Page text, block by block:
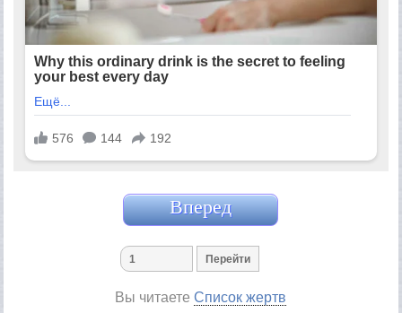
Вперед
Вы читаетеСписок жертв